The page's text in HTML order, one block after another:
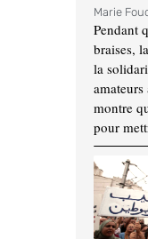
Marie
Pendant
braises,
la
montre
pour